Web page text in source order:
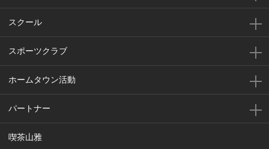
スクール
スポーツクラブ
ホームタウン活動
パートナー
喫茶山雅